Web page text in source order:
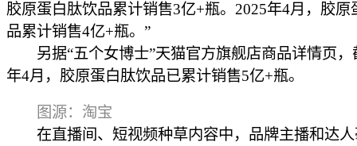
胶原蛋白肽饮品累计销售3亿+瓶。2025年4月，胶原
品累计销售4亿+瓶。”
另据“五个女博士”天猫官方旗舰店商品详情页，
年4月，胶原蛋白肽饮品已累计销售5亿+瓶。
图源：淘宝
在直播间、短视频种草内容中，品牌主播和达人